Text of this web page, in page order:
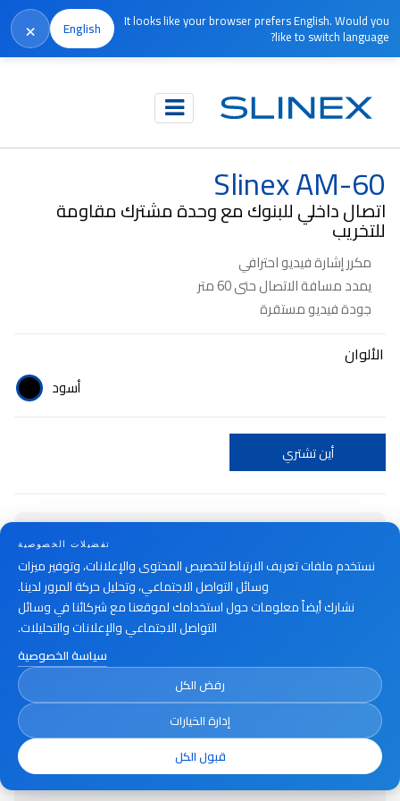
It looks like your browser prefers English. Would you
like to switch language?
English
×
الرئيسية المنتجات معدات أخرى
Slinex AM-60
اتصال داخلي للبنوك مع وحدة مشترك مقاومة
للتخريب
مكرر إشارة فيديو احترافي
يمدد مسافة الاتصال حتى 60 متر
جودة فيديو مستقرة
الألوان
أسود
أين تشتري
تفضيلات الخصوصية
نستخدم ملفات تعريف الارتباط لتخصيص المحتوى والإعلانات، وتوفير ميزات
وسائل التواصل الاجتماعي، وتحليل حركة المرور لدينا.
نشارك أيضاً معلومات حول استخدامك لموقعنا مع شركائنا في وسائل
التواصل الاجتماعي والإعلانات والتحليلات.
سياسة الخصوصية
رفض الكل
إدارة الخيارات
قبول الكل